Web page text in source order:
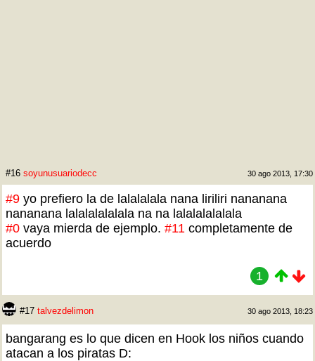
#16 soyunusuariodecc 30 ago 2013, 17:30
#9 yo prefiero la de lalalalala nana liriliri nananana
nananana lalalalalalala na na lalalalalalala
#0 vaya mierda de ejemplo. #11 completamente de
acuerdo
1
#17 talvezdelimon 30 ago 2013, 18:23
bangarang es lo que dicen en Hook los niños cuando
atacan a los piratas D: